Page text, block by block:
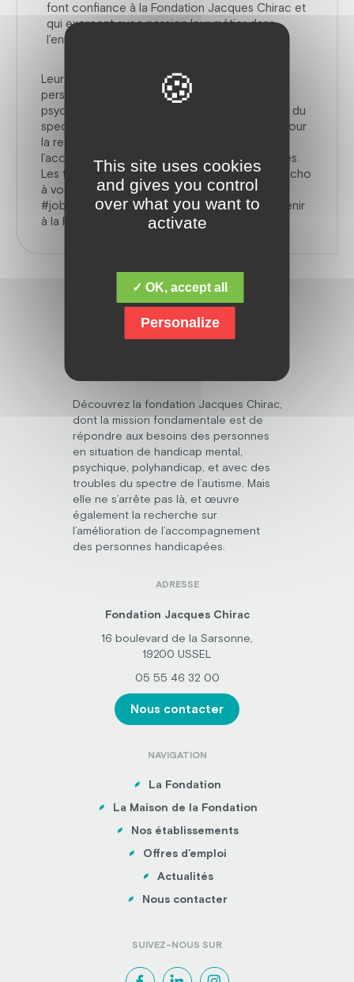
font confiance à la Fondation Jacques Chirac et
qui exercent avec passion leur métier dans
l’ensemble de nos services et établissements.
Leurs missions ? Répondre aux besoins des
personnes en situation de handicap mental,
psychique, polyhandicap, et avec des troubles du
spectre de l’autisme, mais également œuvrer pour
la recherche sur l’amélioration de
l’accompagnement des personnes handicapées.
Les témoignages de nos professionnels font écho
à vos valeurs ? Rencontrons-nous à notre
#jobdating et envisageons ensemble votre avenir
à la Fondation Jacques Chirac !
Découvrez la fondation Jacques Chirac,
dont la mission fondamentale est de
répondre aux besoins des personnes
en situation de handicap mental,
psychique, polyhandicap, et avec des
troubles du spectre de l’autisme. Mais
elle ne s’arrête pas là, et œuvre
également la recherche sur
l’amélioration de l’accompagnement
des personnes handicapées.
ADRESSE
Fondation Jacques Chirac
16 boulevard de la Sarsonne,
19200 USSEL
05 55 46 32 00
Nous contacter
NAVIGATION
La Fondation
La Maison de la Fondation
Nos établissements
Offres d’emploi
Actualités
Nous contacter
SUIVEZ-NOUS SUR
This site uses cookies
and gives you control
over what you want to
activate
✓ OK, accept all
Personalize